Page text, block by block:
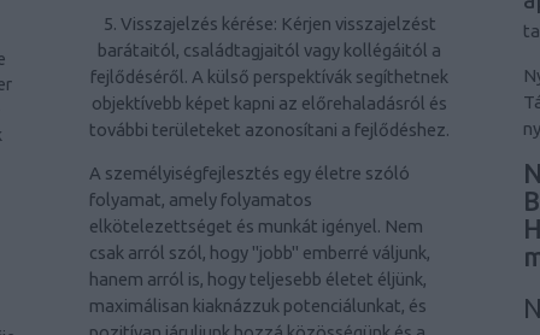
5. Visszajelzés kérése: Kérjen visszajelzést
barátaitól, családtagjaitól vagy kollégáitól a
fejlődéséről. A külső perspektívák segíthetnek
objektívebb képet kapni az előrehaladásról és
további területeket azonosítani a fejlődéshez.
A személyiségfejlesztés egy életre szóló
folyamat, amely folyamatos
elkötelezettséget és munkát igényel. Nem
csak arról szól, hogy "jobb" emberré váljunk,
hanem arról is, hogy teljesebb életet éljünk,
maximálisan kiaknázzuk potenciálunkat, és